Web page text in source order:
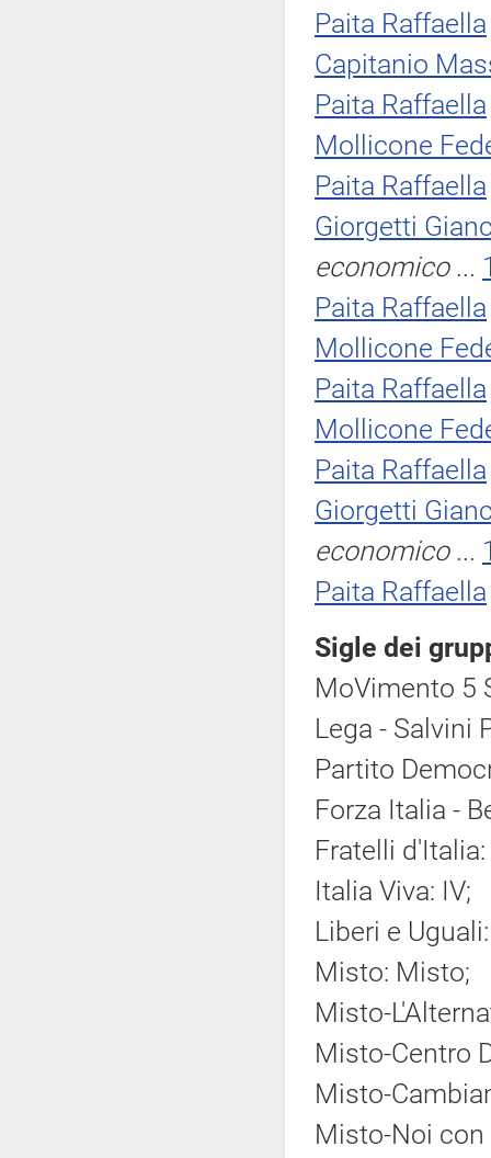
Paita Raffaella
Capitanio
Paita Raffaella
Mollicone
Paita Raffaella
Giorgetti
economico...
Paita Raffaella
Mollicone
Paita Raffaella
Mollicone
Paita Raffaella
Giorgetti
economico...
Paita Raffaella
Sigle dei
MoVimento 5
Lega - Salvini
Partito
Forza Italia -
Fratelli d'Italia:
Italia Viva: IV;
Liberi e
Misto: Misto;
Misto-
Misto-Centro
Misto-
Misto-Noi con